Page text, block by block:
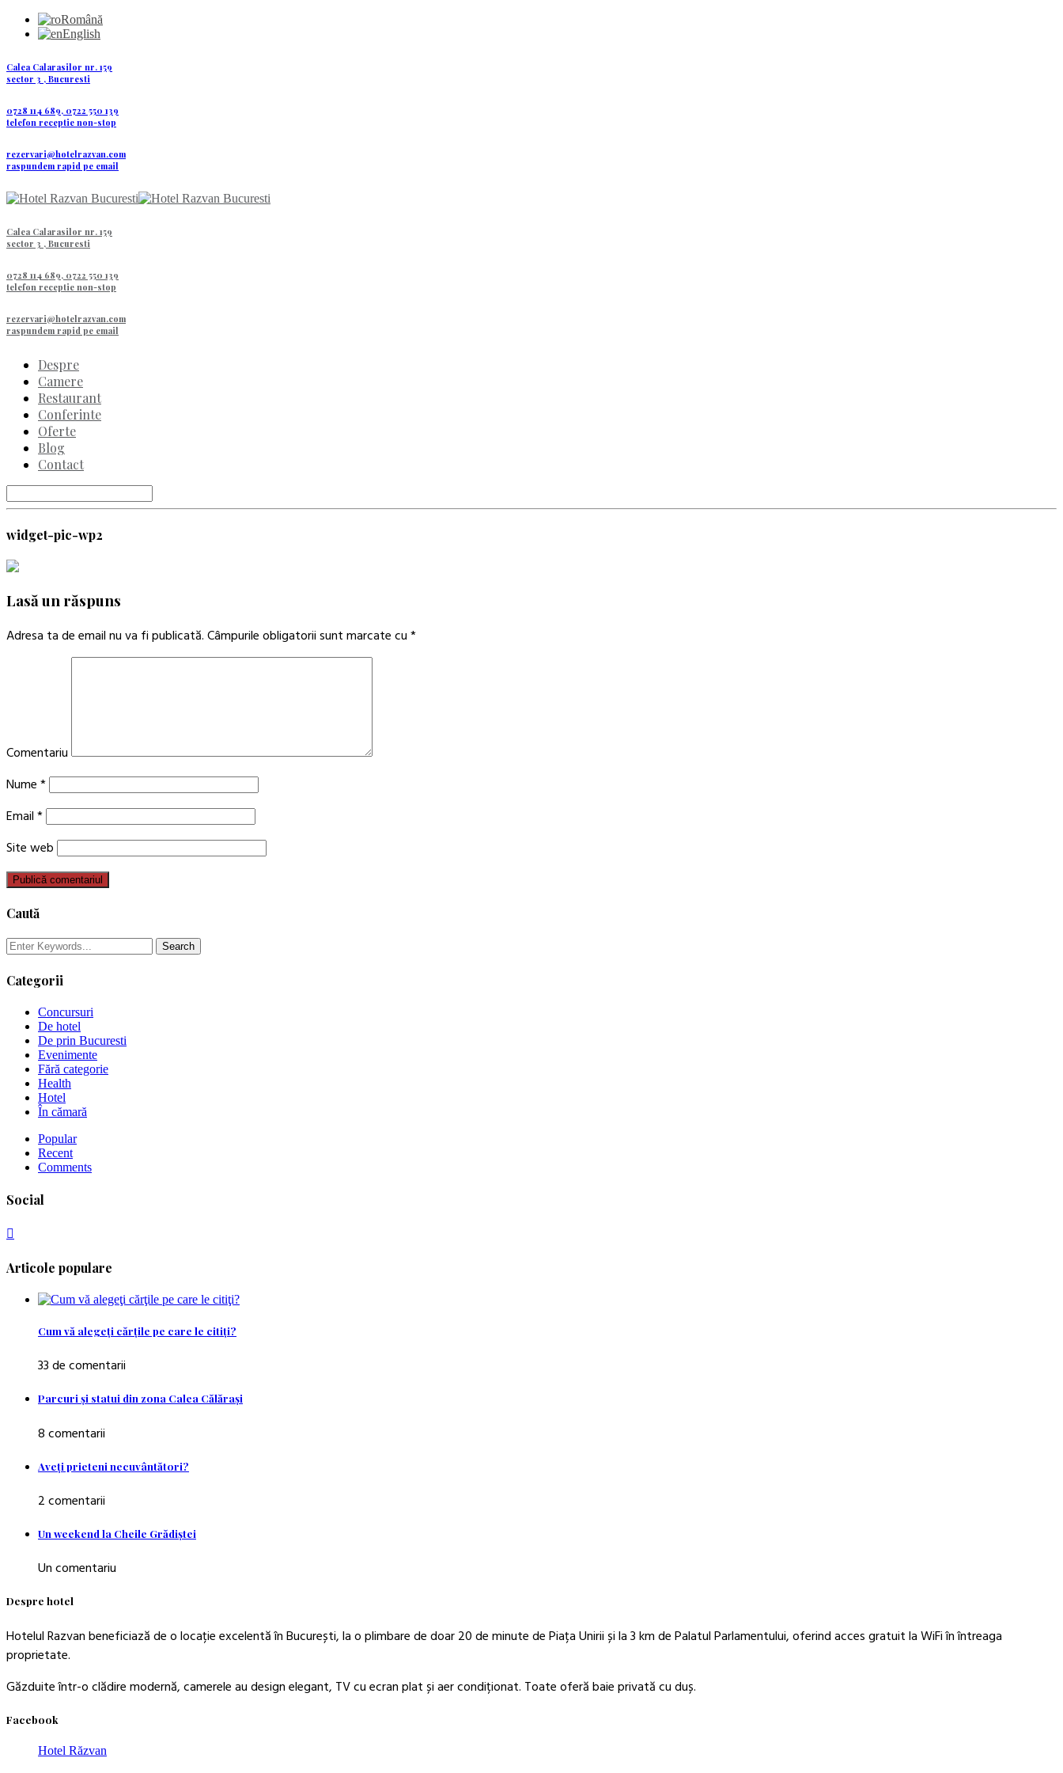
Română
English
Calea Calarasilor nr. 159
sector 3 , Bucuresti
0728 114 689, 0722 550 139
telefon receptie non-stop
rezervari@hotelrazvan.com
raspundem rapid pe email
Calea Calarasilor nr. 159
sector 3 , Bucuresti
0728 114 689, 0722 550 139
telefon receptie non-stop
rezervari@hotelrazvan.com
raspundem rapid pe email
Despre
Camere
Restaurant
Conferinte
Oferte
Blog
Contact
widget-pic-wp2
Lasă un răspuns
Adresa ta de email nu va fi publicată. Câmpurile obligatorii sunt marcate cu *
Comentariu
Nume *
Email *
Site web
Caută
Categorii
Concursuri
De hotel
De prin Bucuresti
Evenimente
Fără categorie
Health
Hotel
În cămară
Popular
Recent
Comments
Social
Articole populare
Cum vă alegeţi cărţile pe care le citiţi?
33 de comentarii
Parcuri şi statui din zona Calea Călăraşi
8 comentarii
Aveţi prieteni necuvântători?
2 comentarii
Un weekend la Cheile Grădiştei
Un comentariu
Despre hotel
Hotelul Razvan beneficiază de o locație excelentă în București, la o plimbare de doar 20 de minute de Piața Unirii și la 3 km de Palatul Parlamentului, oferind acces gratuit la WiFi în întreaga
proprietate.
Găzduite într-o clădire modernă, camerele au design elegant, TV cu ecran plat și aer condiționat. Toate oferă baie privată cu duș.
Facebook
Hotel Răzvan